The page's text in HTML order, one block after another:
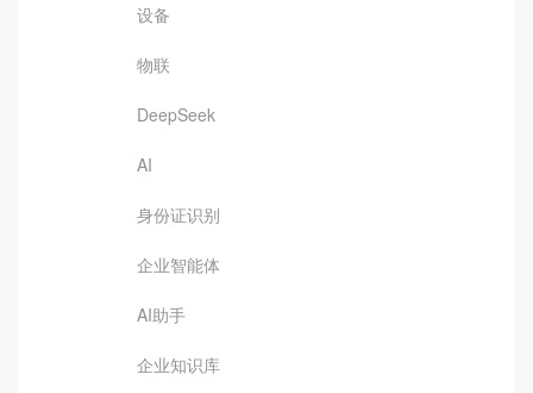
设备
物联
DeepSeek
AI
身份证识别
企业智能体
AI助手
企业知识库